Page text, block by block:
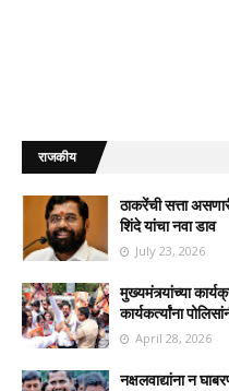
राजकीय
ठाकरेंची सत्ता
शिंदे यांचा नवा डाव
July 23, 2026
मुख्यमंत्र्यांच्या
कार्यकर्त्यांना
April 28, 2026
नक्षलवाद्यांना न